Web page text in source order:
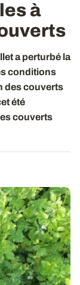
à
a perturbé la
conditions
des couverts
été
couverts